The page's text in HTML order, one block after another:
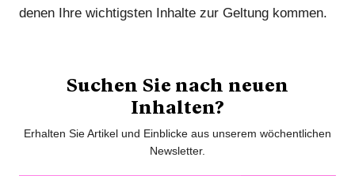
denen Ihre wichtigsten Inhalte zur Geltung kommen.
Suchen Sie nach neuen
Inhalten?
Erhalten Sie Artikel und Einblicke aus unserem wöchentlichen
Newsletter.